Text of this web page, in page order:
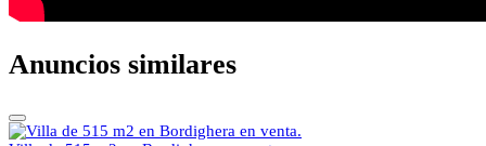
Anuncios similares